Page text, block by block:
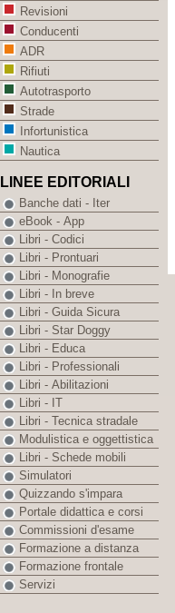
Revisioni
Conducenti
ADR
Rifiuti
Autotrasporto
Strade
Infortunistica
Nautica
LINEE EDITORIALI
Banche dati - Iter
eBook - App
Libri - Codici
Libri - Prontuari
Libri - Monografie
Libri - In breve
Libri - Guida Sicura
Libri - Star Doggy
Libri - Educa
Libri - Professionali
Libri - Abilitazioni
Libri - IT
Libri - Tecnica stradale
Modulistica e oggettistica
Libri - Schede mobili
Simulatori
Quizzando s'impara
Portale didattica e corsi
Commissioni d'esame
Formazione a distanza
Formazione frontale
Servizi